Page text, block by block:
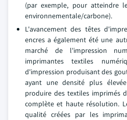
(par exemple, pour atteindre
environnementale/carbone).
L'avancement des têtes
encres a également été une
marché de l'impression
imprimantes textiles
d'impression produisant des
ayant une densité plus
produire des textiles imprimés
complète et haute résolution.
qualité créées par les